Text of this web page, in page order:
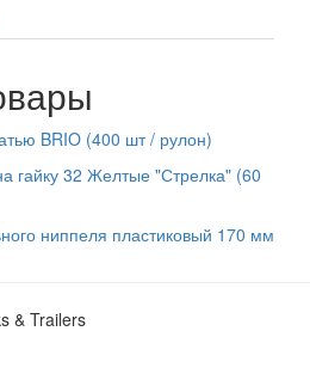
BRIO (400 шт / рулон)
гайку 32 Желтые "Стрелка" (60
ниппеля пластиковый 170 мм
& Trailers